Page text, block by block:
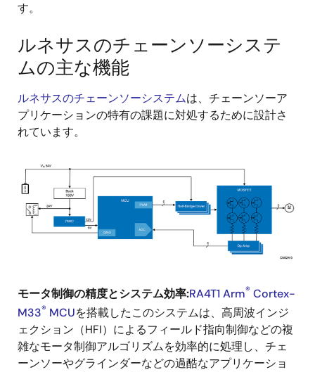
す。
ルネサスのチェーンソーシステ
ムの主な機能
ルネサスのチェーンソーシステムは、チェーンソーア
プリケーションの特有の課題に対処するために設計さ
れています。
画
像
モータ制御の精度とシステム効率:RA4T1 Arm® Cortex-
M33® MCUを搭載したこのシステムは、高周波インジ
ェクション（HFI）によるフィールド指向制御などの複
雑なモータ制御アルゴリズムを効率的に処理し、チェ
ーンソーやグラインダーなどの過酷なアプリケーショ